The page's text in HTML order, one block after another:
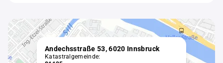
Andechsstraße 53, 6020 Innsbruck
Katastralgemeinde: